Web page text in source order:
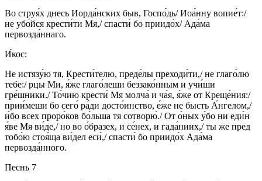
Во струя́х днесь Иорда́нских быв, Госпо́дь/ Иоа́нну вопие́т:/
не убо́йся крести́ти Мя,/ спасти́ бо приидо́х/ Ада́ма
первозда́ннаго.
И́кос:
Не истязу́ю тя, Крести́телю, преде́лы преходи́ти,/ не глаго́лю
тебе:/ рцы Ми, я́же глаго́леши беззако́нным и учи́ши
гре́шники./ То́чию крести́ Мя молча́ и ча́я, я́же от Креще́ния:/
прии́меши бо сего́ ра́ди досто́инство, е́же не бысть А́нгелом,/
и́бо всех проро́ков бо́льша тя сотворю́./ От о́ных у́бо ни еди́н
я́ве Мя ви́де,/ но во о́бразех, и се́нех, и гада́ниих,/ ты же пред
тобо́ю стоя́ща ви́дел еси́,/ спасти́ бо приидо́х Ада́ма
первозда́нного.
Песнь 7